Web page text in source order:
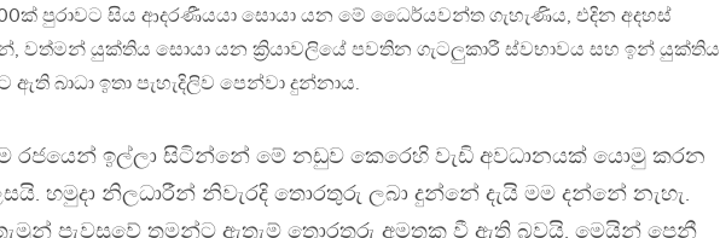
පුරාවට සිය ආදරණීයයා සොයා යන මේ ධෛර්යවන්ත ගැහැණිය, එදින අදහස්
වත්මන් යුක්තිය සොයා යන ක්‍රියාවලියේ පවතින ගැටලුකාරී ස්වභාවය සහ ඉන් යුක්තිය
ඇති බාධා ඉතා පැහැදිලිව පෙන්වා දුන්නාය.
රජයෙන් ඉල්ලා සිටින්නේ මේ නඩුව කෙරෙහි වැඩි අවධානයක් යොමු කරන
හමුදා නිලධාරීන් නිවැරදි තොරතුරු ලබා දුන්නේ දැයි මම දන්නේ නැහැ.
පැවසුවේ තමන්ට ඇතැම් තොරතුරු අමතක වී ඇති බවයි. මෙයින් පෙනී